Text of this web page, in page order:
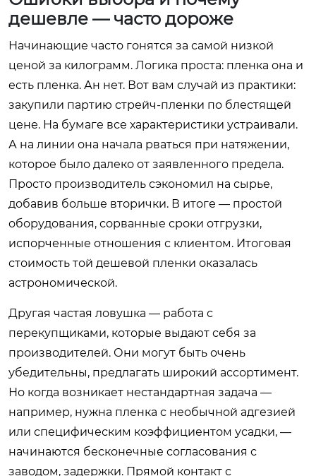
дешевле — часто дороже
Начинающие часто гонятся за самой низкой
ценой за килограмм. Логика проста: пленка она и
есть пленка. Ан нет. Вот вам случай из практики:
закупили партию стрейч-пленки по блестящей
цене. На бумаге все характеристики устраивали.
А на линии она начала рваться при натяжении,
которое было далеко от заявленного предела.
Просто производитель сэкономил на сырье,
добавив больше вторички. В итоге — простой
оборудования, сорванные сроки отгрузки,
испорченные отношения с клиентом. Итоговая
стоимость той дешевой пленки оказалась
астрономической.
Другая частая ловушка — работа с
перекупщиками, которые выдают себя за
производителей. Они могут быть очень
убедительны, предлагать широкий ассортимент.
Но когда возникает нестандартная задача —
например, нужна пленка с необычной адгезией
или специфическим коэффициентом усадки, —
начинаются бесконечные согласования с
заводом, задержки. Прямой контакт с